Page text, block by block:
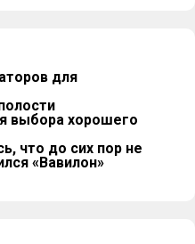
для
выбора хорошего
что до сих пор не
«Вавилон»